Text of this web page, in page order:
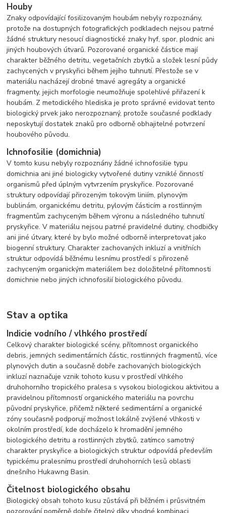
Houby
Znaky odpovídající fosilizovaným houbám nebyly rozpoznány,
protože na dostupných fotografických podkladech nejsou patrné
žádné struktury nesoucí diagnostické znaky hyf, spor, plodnic ani
jiných houbových útvarů. Pozorované organické částice mají
charakter běžného detritu, vegetačních zbytků a složek lesní půdy
zachycených v pryskyřici během jejího tuhnutí. Přestože se v
materiálu nacházejí drobné tmavé agregáty a organické
fragmenty, jejich morfologie neumožňuje spolehlivé přiřazení k
houbám. Z metodického hlediska je proto správné evidovat tento
biologický prvek jako nerozpoznaný, protože současné podklady
neposkytují dostatek znaků pro odborně obhajitelné potvrzení
houbového původu.
Ichnofosilie (domichnia)
V tomto kusu nebyly rozpoznány žádné ichnofosilie typu
domichnia ani jiné biologicky vytvořené dutiny vzniklé činností
organismů před úplným vytvrzením pryskyřice. Pozorované
struktury odpovídají přirozeným tokovým liniím, plynovým
bublinám, organickému detritu, pylovým částicím a rostlinným
fragmentům zachyceným během výronu a následného tuhnutí
pryskyřice. V materiálu nejsou patrné pravidelné dutiny, chodbičky
ani jiné útvary, které by bylo možné odborně interpretovat jako
biogenní struktury. Charakter zachovaných inkluzí a vnitřních
struktur odpovídá běžnému lesnímu prostředí s přirozeně
zachyceným organickým materiálem bez doložitelné přítomnosti
domichnie nebo jiných ichnofosilií biologického původu.
Stav a optika
Indicie vodního / vlhkého prostředí
Celkový charakter biologické scény, přítomnost organického
debris, jemných sedimentárních částic, rostlinných fragmentů, více
plynových dutin a současně dobře zachovaných biologických
inkluzí naznačuje vznik tohoto kusu v prostředí vlhkého
druhohorního tropického pralesa s vysokou biologickou aktivitou a
pravidelnou přítomností organického materiálu na povrchu
původní pryskyřice, přičemž některé sedimentární a organické
zóny současně podporují možnost lokálně zvýšené vlhkosti v
okolním prostředí, kde docházelo k hromadění jemného
biologického detritu a rostlinných zbytků, zatímco samotný
charakter pryskyřice a biologických struktur odpovídá především
typickému pralesnímu prostředí druhohorních lesů oblasti
dnešního Hukawng Basin.
Čitelnost biologického obsahu
Biologický obsah tohoto kusu zůstává při běžném i průsvitném